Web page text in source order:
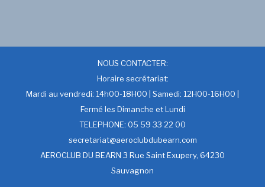
NOUS CONTACTER:
Horaire secrétariat:
Mardi au vendredi: 14h00-18H00 | Samedi: 12H00-16H00 |
Fermé les Dimanche et Lundi
TELEPHONE: 05 59 33 22 00
secretariat@aeroclubdubearn.com
AEROCLUB DU BEARN 3 Rue Saint Exupery, 64230
Sauvagnon